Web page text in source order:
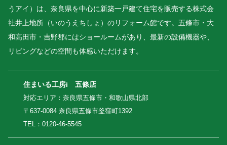
うアイ）は、奈良県を中心に新築一戸建て住宅を販売する株式会
社井上地所（いのうえちしょ）のリフォーム館です。五條市・大
和高田市・吉野郡にはショールームがあり、最新の設備機器や、
リビングなどの空間も体感いただけます。
住まいる工房i 五條店
対応エリア：奈良県五條市・和歌山県北部
〒637-0084 奈良県五條市釜窪町1392
TEL：0120-46-5545